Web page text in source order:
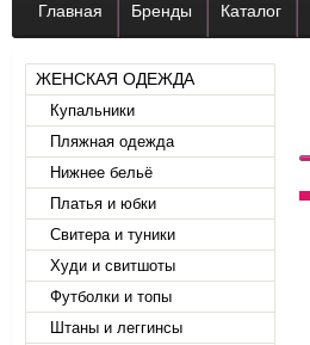
Главная Бренды Каталог
ЖЕНСКАЯ ОДЕЖДА
Купальники
Пляжная одежда
Нижнее бельё
Платья и юбки
Свитера и туники
Худи и свитшоты
Футболки и топы
Штаны и леггинсы